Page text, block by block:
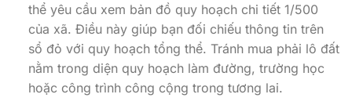
thể yêu cầu xem bản đồ quy hoạch chi tiết 1/500
của xã. Điều này giúp bạn đối chiếu thông tin trên
sổ đỏ với quy hoạch tổng thể. Tránh mua phải lô đất
nằm trong diện quy hoạch làm đường, trường học
hoặc công trình công cộng trong tương lai.